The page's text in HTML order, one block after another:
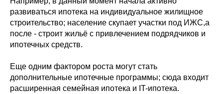
развиваться ипотека на индивидуальное жилищное
строительство; население скупает участки под ИЖС,а
после - строит жильё с привлечением подрядчиков и
ипотечных средств.
Еще одним фактором роста могут стать
дополнительные ипотечные программы; сюда входит
расширенная семейная ипотека и IT-ипотека.